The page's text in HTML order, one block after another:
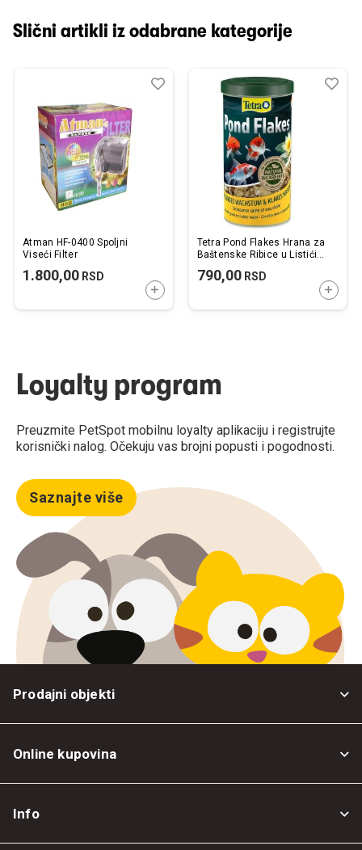
Slični artikli iz odabrane kategorije
Atman HF-0400 Spoljni
Viseći Filter
1.800,00 RSD
DODAJTE U KORPU
Dodaj
Uporedi
Tetra Pond Flakes Hrana za
Baštenske Ribice u Listićima
790,00RSD
Loyalty program
Preuzmite PetSpot mobilnu loyalty aplikaciju i registrujte
korisnički nalog. Očekuju vas brojni popusti i pogodnosti.
Saznajte više
Prodajni objekti
Online kupovina
Info